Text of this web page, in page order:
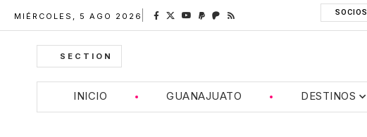
MIÉRCOLES, 5 AGO 2026 SOCIOS
SECTION
INICIO GUANAJUATO DESTINOS